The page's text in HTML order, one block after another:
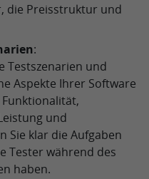
die Preisstruktur und
:
Testszenarien und
Aspekte Ihrer Software
und
Sie klar die Aufgaben
Tester während des
haben.